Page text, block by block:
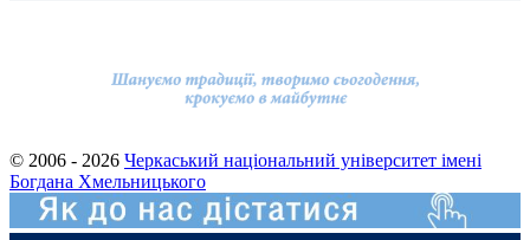
© 2006 - 2026 Черкаський національний університет імені
Богдана Хмельницького